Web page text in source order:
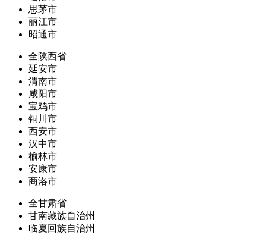
思茅市
丽江市
昭通市
全陕西省
延安市
渭南市
咸阳市
宝鸡市
铜川市
西安市
汉中市
榆林市
安康市
商洛市
全甘肃省
甘南藏族自治州
临夏回族自治州